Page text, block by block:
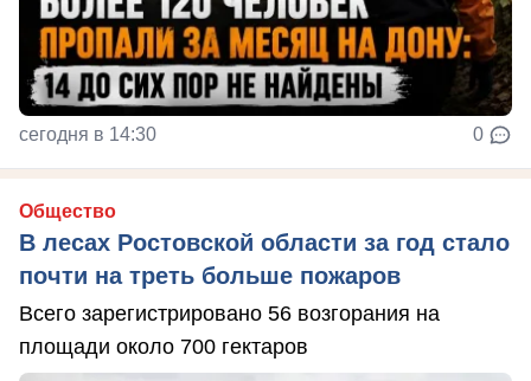
сегодня в 14:30 0
Общество
В лесах Ростовской области за год стало
почти на треть больше пожаров
Всего зарегистрировано 56 возгорания на
площади около 700 гектаров